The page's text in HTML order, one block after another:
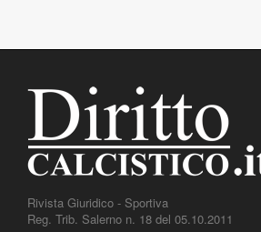
Rivista Giuridico - Sportiva
Reg. Trib. Salerno n. 18 del 05.10.2011